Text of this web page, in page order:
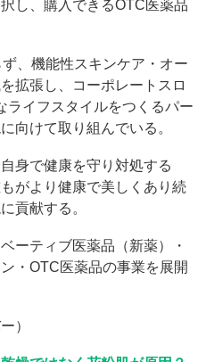
し、購入できるOTC医薬品
、機能性スキンケア・オー
拡張し、コーポレートスロ
イフスタイルをつくるパー
向けて取り組んでいる。
身で健康を守り対処する
がより健康で美しくあり続
貢献する。
ーティブ医薬品（新薬）・
・OTC医薬品の事業を展開
）